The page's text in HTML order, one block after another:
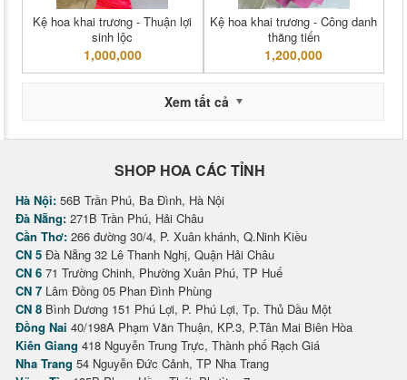
Kệ hoa khai trương - Thuận lợi
sinh lộc
1,000,000
Kệ hoa khai trương - Công danh
thăng tiến
1,200,000
Xem tất cả
SHOP HOA CÁC TỈNH
Hà Nội: 56B Trần Phú, Ba Đình, Hà Nội
Đà Nẵng: 271B Trần Phú, Hải Châu
Cần Thơ: 266 đường 30/4, P. Xuân khánh, Q.Ninh Kiều
CN 5 Đà Nẵng 32 Lê Thanh Nghị, Quận Hải Châu
CN 6 71 Trường Chinh, Phường Xuân Phú, TP Huế
CN 7 Lâm Đồng 05 Phan Đình Phùng
CN 8 Bình Dương 151 Phú Lợi, P. Phú Lợi, Tp. Thủ Dầu Một
Đồng Nai 40/198A Phạm Văn Thuận, KP.3, P.Tân Mai Biên Hòa
Kiên Giang 418 Nguyễn Trung Trực, Thành phố Rạch Giá
Nha Trang 54 Nguyễn Đức Cảnh, TP Nha Trang